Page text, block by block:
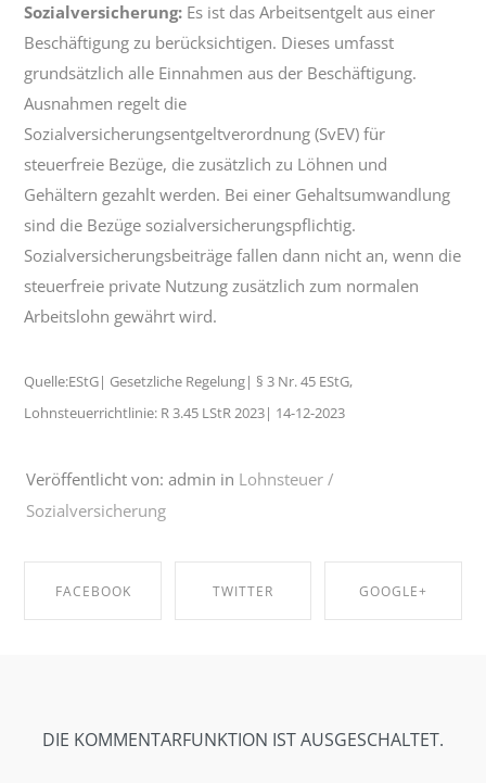
Sozialversicherung: Es ist das Arbeitsentgelt aus einer
Beschäftigung zu berücksichtigen. Dieses umfasst
grundsätzlich alle Einnahmen aus der Beschäftigung.
Ausnahmen regelt die
Sozialversicherungsentgeltverordnung (SvEV) für
steuerfreie Bezüge, die zusätzlich zu Löhnen und
Gehältern gezahlt werden. Bei einer Gehaltsumwandlung
sind die Bezüge sozialversicherungspflichtig.
Sozialversicherungsbeiträge fallen dann nicht an, wenn die
steuerfreie private Nutzung zusätzlich zum normalen
Arbeitslohn gewährt wird.
Quelle:EStG| Gesetzliche Regelung| § 3 Nr. 45 EStG,
Lohnsteuerrichtlinie: R 3.45 LStR 2023| 14-12-2023
Veröffentlicht von: admin in Lohnsteuer /
Sozialversicherung
FACEBOOK TWITTER GOOGLE+
DIE KOMMENTARFUNKTION IST AUSGESCHALTET.